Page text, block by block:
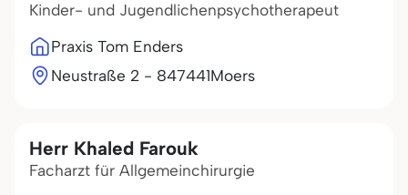
Kinder- und Jugendlichenpsychotherapeut
Praxis Tom Enders
Neustraße 2 - 847441Moers
Herr Khaled Farouk
Facharzt für Allgemeinchirurgie